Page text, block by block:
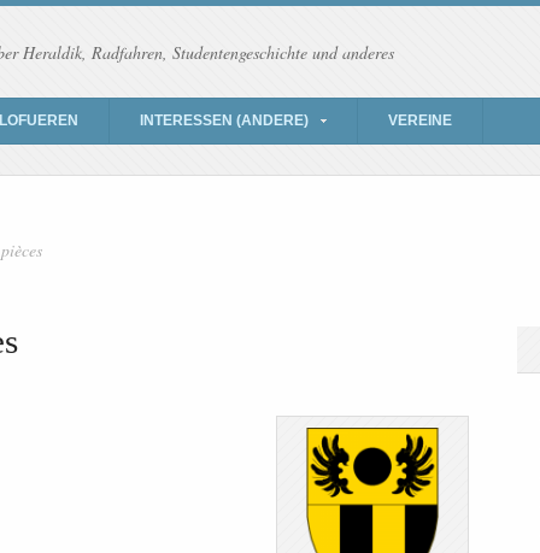
Heraldik, Radfahren, Studentengeschichte und anderes
INTERESSEN (ANDERE) VEREINE